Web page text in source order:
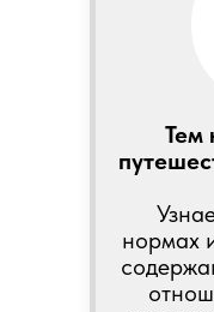
Тем
нормах